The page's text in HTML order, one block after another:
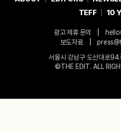
TEFF
10
광고 제휴 문의
보도자료
서울시 강남구 도산대로
©THE EDIT. ALL